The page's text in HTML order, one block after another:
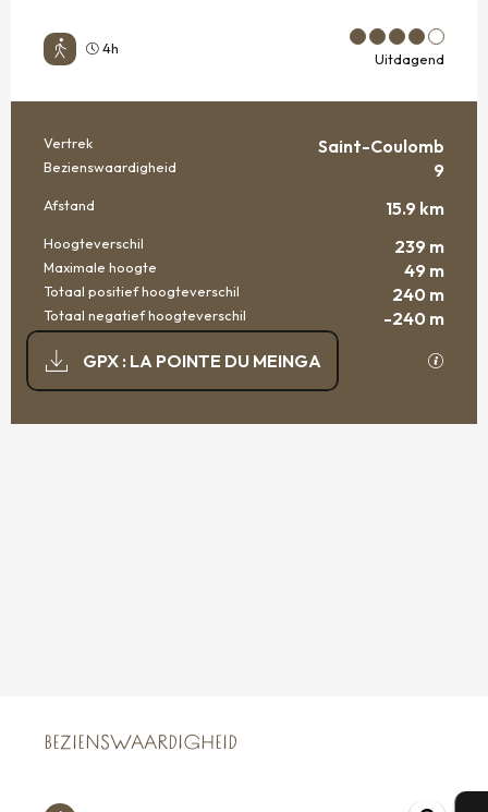
4h
Uitdagend
PRAKTISCHE INFORMATIE
Vertrek Saint-Coulomb
Bezienswaardigheid 9
Afstand 15.9 km
Hoogteverschil 239 m
Maximale hoogte 49 m
Totaal positief hoogteverschil 240 m
Totaal negatief hoogteverschil
-240 m
DOCUMENTATIE
GPX : LA POINTE DU MEINGA Met
BEZIENSWAARDIGHEID